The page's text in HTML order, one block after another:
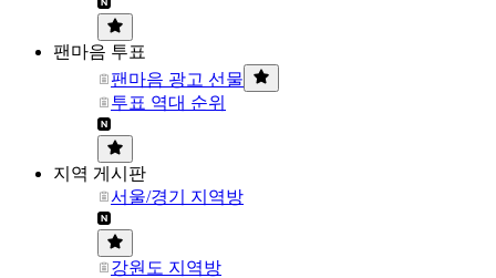
팬마음 투표
팬마음 광고 선물
투표 역대 순위
지역 게시판
서울/경기 지역방
강원도 지역방